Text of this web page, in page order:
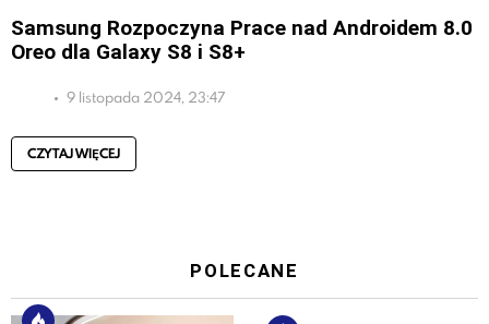
Samsung Rozpoczyna Prace nad Androidem 8.0
Oreo dla Galaxy S8 i S8+
9 listopada 2024, 23:47
CZYTAJ WIĘCEJ
POLECANE